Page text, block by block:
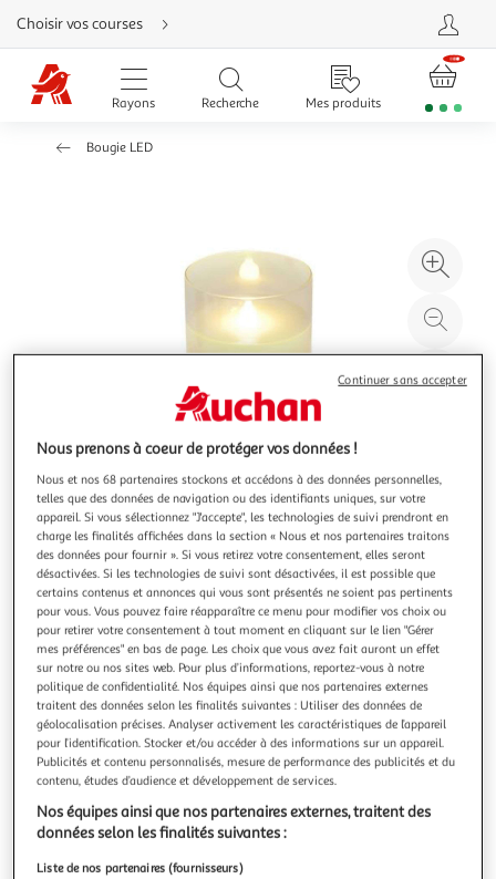
Aller
directement
au
contenu
Aller
directement
Aller
Choisir vos courses
Rayons Recherche Mes produits
Bougie LED
à
Illustration
précédente
Illustration
suivante
HOMEA
Bougie ronde led verrine 10cm blanc
Informations Techniques : Dimensions : D. 7.5 x H. 10 cm
Matière : Verre Spécificités : Pratique & Design Bougie LED
Cire blanche Lumière blanche chaude Facile d'utilisation
Fonctionne à pile Poids : 0.19 kg Couleur : Blanc
En savoir +
Vendu par Paris Prix
Livr. ou retrait dès 3/4 jours
A partir de 7,99€
Plus d'options
Nous prenons à coeur de protéger vos données !
Nous et nos 68 partenaires stockons et accédons à des données personnelles,
telles que des données de navigation ou des identifiants uniques, sur votre
appareil. Si vous sélectionnez "J'accepte", les technologies de suivi prendront en
charge les finalités affichées dans la section « Nous et nos partenaires traitons
des données pour fournir ». Si vous retirez votre consentement, elles seront
désactivées. Si les technologies de suivi sont désactivées, il est possible que
certains contenus et annonces qui vous sont présentés ne soient pas pertinents
pour vous. Vous pouvez faire réapparaître ce menu pour modifier vos choix ou
pour retirer votre consentement à tout moment en cliquant sur le lien "Gérer
mes préférences" en bas de page. Les choix que vous avez fait auront un effet
sur notre ou nos sites web. Pour plus d’informations, reportez-vous à notre
politique de confidentialité. Nos équipes ainsi que nos partenaires externes
traitent des données selon les finalités suivantes : Utiliser des données de
géolocalisation précises. Analyser activement les caractéristiques de l’appareil
pour l’identification. Stocker et/ou accéder à des informations sur un appareil.
Publicités et contenu personnalisés, mesure de performance des publicités et du
contenu, études d’audience et développement de services.
Nos équipes ainsi que nos partenaires externes, traitent des
données selon les finalités suivantes :
Liste de nos partenaires (fournisseurs)
Continuer sans accepter